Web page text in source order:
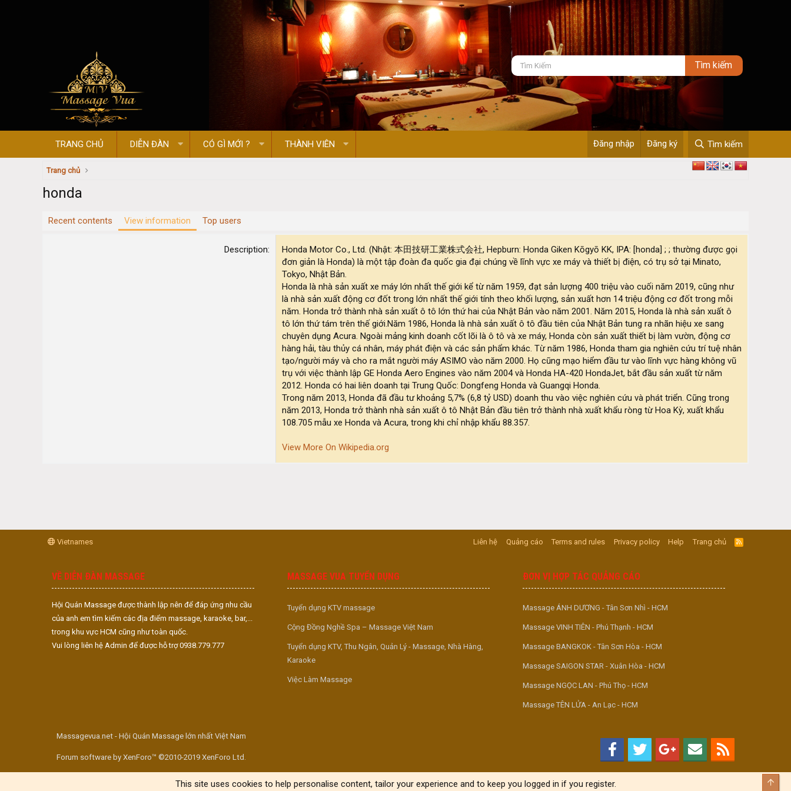
TRANG CHỦ DIỄN ĐÀN CÓ GÌ MỚI ? THÀNH VIÊN Đăng nhập Đăng ký Tìm kiếm
Trang chủ
honda
Recent contents View information Top users
Description
Honda Motor Co., Ltd. (Nhật: 本田技研工業株式会社, Hepburn: Honda Giken Kōgyō KK, IPA: [honda] ; ; thường được gọi
đơn giản là Honda) là một tập đoàn đa quốc gia đại chúng về lĩnh vực xe máy và thiết bị điện, có trụ sở tại Minato,
Tokyo, Nhật Bản.
Honda là nhà sản xuất xe máy lớn nhất thế giới kể từ năm 1959, đạt sản lượng 400 triệu vào cuối năm 2019, cũng như
là nhà sản xuất động cơ đốt trong lớn nhất thế giới tính theo khối lượng, sản xuất hơn 14 triệu động cơ đốt trong mỗi
năm. Honda trở thành nhà sản xuất ô tô lớn thứ hai của Nhật Bản vào năm 2001. Năm 2015, Honda là nhà sản xuất ô
tô lớn thứ tám trên thế giới.Năm 1986, Honda là nhà sản xuất ô tô đầu tiên của Nhật Bản tung ra nhãn hiệu xe sang
chuyên dụng Acura. Ngoài mảng kinh doanh cốt lõi là ô tô và xe máy, Honda còn sản xuất thiết bị làm vườn, động cơ
hàng hải, tàu thủy cá nhân, máy phát điện và các sản phẩm khác. Từ năm 1986, Honda tham gia nghiên cứu trí tuệ nhân
tạo/người máy và cho ra mắt người máy ASIMO vào năm 2000. Họ cũng mạo hiểm đầu tư vào lĩnh vực hàng không vũ
trụ với việc thành lập GE Honda Aero Engines vào năm 2004 và Honda HA-420 HondaJet, bắt đầu sản xuất từ năm
2012. Honda có hai liên doanh tại Trung Quốc: Dongfeng Honda và Guangqi Honda.
Trong năm 2013, Honda đã đầu tư khoảng 5,7% (6,8 tỷ USD) doanh thu vào việc nghiên cứu và phát triển. Cũng trong
năm 2013, Honda trở thành nhà sản xuất ô tô Nhật Bản đầu tiên trở thành nhà xuất khẩu ròng từ Hoa Kỳ, xuất khẩu
108.705 mẫu xe Honda và Acura, trong khi chỉ nhập khẩu 88.357.
View More On Wikipedia.org
Vietnames Liên hệ Quảng cáo Terms and rules Privacy policy Help Trang chủ
R
S
VỀ DIỄN ĐÀN MASSAGE
Hội Quán Massage được thành lập nên để đáp ứng nhu cầu
của anh em tìm kiếm các địa điểm massage, karaoke, bar,...
trong khu vực HCM cũng như toàn quốc.
Vui lòng liên hệ Admin để được hỗ trợ 0938.779.777
MASSAGE VUA TUYỂN DỤNG
Tuyển dụng KTV massage
Cộng Đồng Nghề Spa – Massage Việt Nam
Tuyển dụng KTV, Thu Ngân, Quản Lý - Massage, Nhà Hàng,
Karaoke
Việc Làm Massage
ĐƠN VỊ HỢP TÁC QUẢNG CÁO
Massage ÁNH DƯƠNG - Tân Sơn Nhì - HCM
Massage VINH TIÊN - Phú Thạnh - HCM
Massage BANGKOK - Tân Sơn Hòa - HCM
Massage SAIGON STAR - Xuân Hòa - HCM
Massage NGỌC LAN - Phú Thọ - HCM
Massage TÊN LỬA - An Lạc - HCM
Massagevua.net - Hội Quán Massage lớn nhất Việt Nam
Forum software by XenForo™ ©2010-2019 XenForo Ltd.
This site uses cookies to help personalise content, tailor your experience and to keep you logged in if you register. Top